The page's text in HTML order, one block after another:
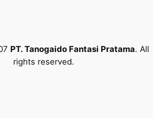
PT. Tanogaido Fantasi Pratama. All
rights reserved.